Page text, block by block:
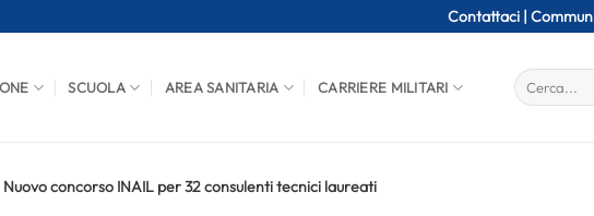
Contattaci |
SCUOLA AREA SANITARIA CARRIERE MILITARI
Nuovo concorso INAIL per 32 consulenti tecnici laureati